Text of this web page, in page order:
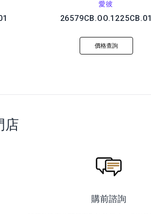
愛彼
26579CB.OO.1225CB.01
價格查詢
店
購前諮詢